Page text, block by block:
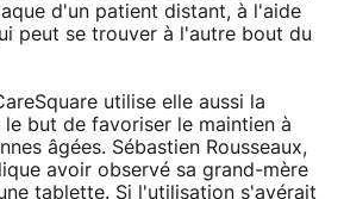
d'un patient distant, à l'aide
peut se trouver à l'autre bout du
utilise elle aussi la
but de favoriser le maintien à
âgées. Sébastien Rousseaux,
avoir observé sa grand-mère
tablette. Si l'utilisation s'avérait